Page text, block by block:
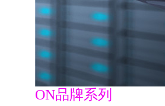
ON品牌系列